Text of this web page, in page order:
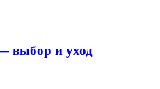
выбор и уход